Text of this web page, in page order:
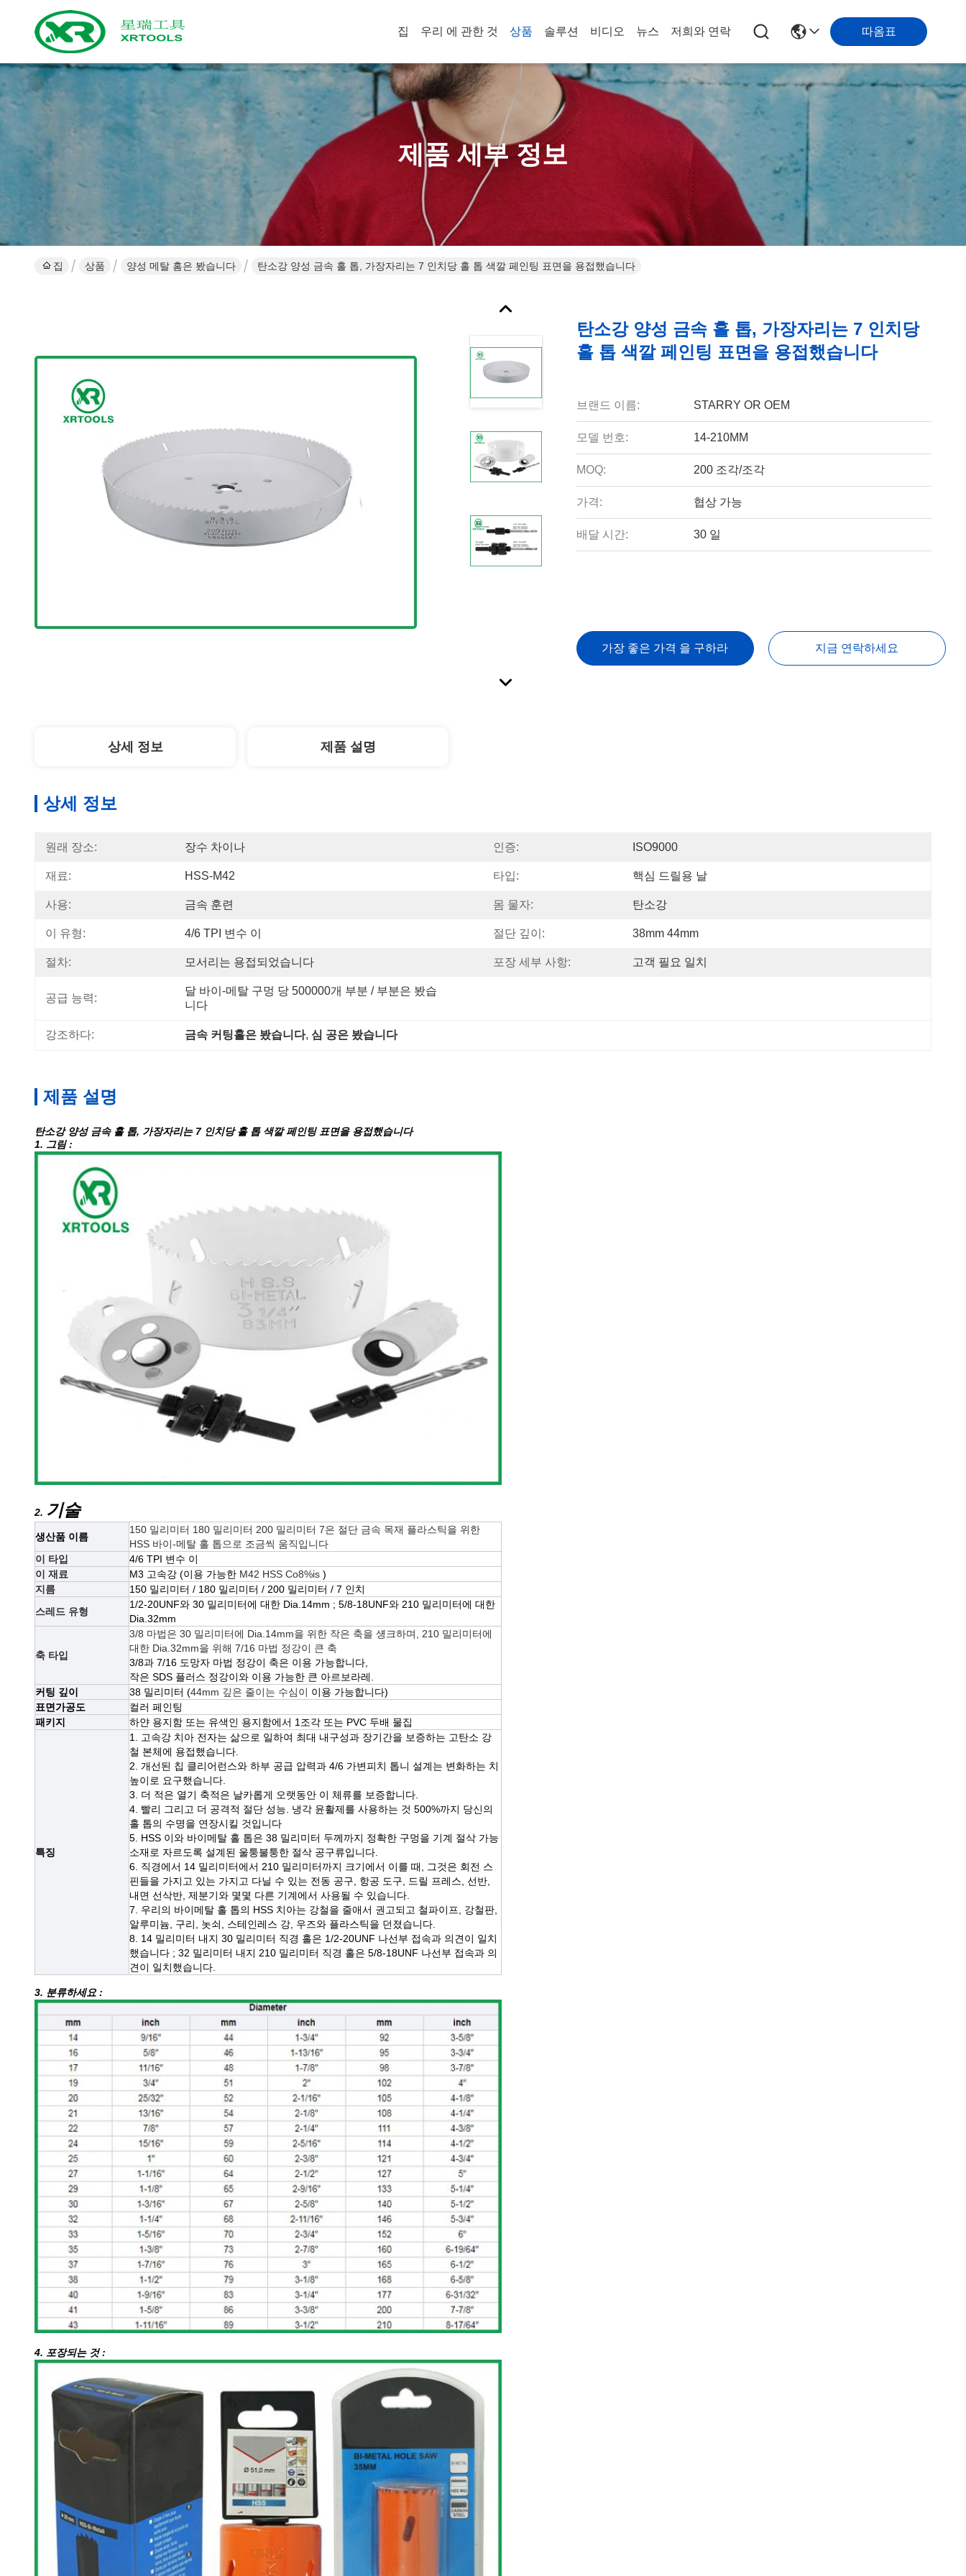
집 우리 에 관한 것 상품 솔루션 비디오 뉴스 저희와 연락 따옴표
제품 세부 정보
집 상품 양성 메탈 홈은 봤습니다 탄소강 양성 금속 홀 톱, 가장자리는 7 인치당 홀 톱 색깔 페인팅 표면을 용접했습니다
탄소강 양성 금속 홀 톱, 가장자리는 7 인치당
홀 톱 색깔 페인팅 표면을 용접했습니다
브랜드 이름: STARRY OR OEM
모델 번호: 14-210MM
MOQ: 200 조각/조각
가격: 협상 가능
배달 시간: 30 일
가장 좋은 가격 을 구하라 지금 연락하세요
상세 정보 제품 설명
상세 정보
원래 장소: 장수 차이나 인증: ISO9000
재료: HSS-M42 타입: 핵심 드릴용 날
사용: 금속 훈련 몸 물자: 탄소강
이 유형: 4/6 TPI 변수 이 절단 깊이: 38mm 44mm
절차: 모서리는 용접되었습니다 포장 세부 사항: 고객 필요 일치
공급 능력:
달 바이-메탈 구멍 당 500000개 부분 / 부분은 봤습
니다
강조하다: 금속 커팅홀은 봤습니다, 심 공은 봤습니다
제품 설명
탄소강 양성 금속 홀 톱, 가장자리는 7 인치당 홀 톱 색깔 페인팅 표면을 용접했습니다
1. 그림 :
2. 기술
생산품 이름
150 밀리미터 180 밀리미터 200 밀리미터 7은 절단 금속 목재 플라스틱을 위한
HSS 바이-메탈 홀 톱으로 조금씩 움직입니다
이 타입
4/6 TPI 변수 이
이 재료
M3 고속강 (이용 가능한 M42 HSS Co8%is )
지름
150 밀리미터 / 180 밀리미터 / 200 밀리미터 / 7 인치
스레드 유형
1/2-20UNF와 30 밀리미터에 대한 Dia.14mm ; 5/8-18UNF와 210 밀리미터에 대한
Dia.32mm
축 타입
3/8 마법은 30 밀리미터에 Dia.14mm을 위한 작은 축을 섕크하며, 210 밀리미터에
대한 Dia.32mm을 위해 7/16 마법 정강이 큰 축
3/8과 7/16 도망자 마법 정강이 축은 이용 가능합니다,
작은 SDS 플러스 정강이와 이용 가능한 큰 아르보라레.
커팅 깊이
38 밀리미터 (44mm 깊은 줄이는 수심이 이용 가능합니다)
표면가공도
컬러 페인팅
패키지
하얀 용지함 또는 유색인 용지함에서 1조각 또는 PVC 두배 물집
특징
1. 고속강 치아 전자는 삶으로 일하여 최대 내구성과 장기간을 보증하는 고탄소 강
철 본체에 용접했습니다.
2. 개선된 칩 클리어런스와 하부 공급 압력과 4/6 가변피치 톱니 설계는 변화하는 치
높이로 요구했습니다.
3. 더 적은 열기 축적은 날카롭게 오랫동안 이 체류를 보증합니다.
4. 빨리 그리고 더 공격적 절단 성능. 냉각 윤활제를 사용하는 것 500%까지 당신의
홀 톱의 수명을 연장시킬 것입니다
5. HSS 이와 바이메탈 홀 톱은 38 밀리미터 두께까지 정확한 구멍을 기계 절삭 가능
소재로 자르도록 설계된 울퉁불퉁한 절삭 공구류입니다.
6. 직경에서 14 밀리미터에서 210 밀리미터까지 크기에서 이를 때, 그것은 회전 스
핀들을 가지고 있는 가지고 다닐 수 있는 전동 공구, 항공 도구, 드릴 프레스, 선반,
내면 선삭반, 제분기와 몇몇 다른 기계에서 사용될 수 있습니다.
7. 우리의 바이메탈 홀 톱의 HSS 치아는 강철을 줄애서 권고되고 철파이프, 강철판,
알루미늄, 구리, 놋쇠, 스테인레스 강, 우즈와 플라스틱을 던졌습니다.
8. 14 밀리미터 내지 30 밀리미터 직경 홀은 1/2-20UNF 나선부 접속과 의견이 일치
했습니다 ; 32 밀리미터 내지 210 밀리미터 직경 홀은 5/8-18UNF 나선부 접속과 의
견이 일치했습니다.
3. 분류하세요 :
4. 포장되는 것 :